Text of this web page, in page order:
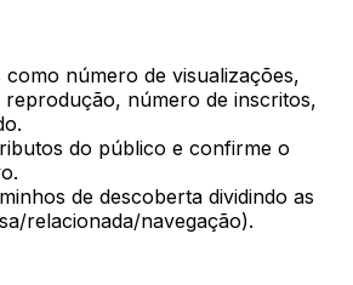
como número de visualizações,
reprodução, número de inscritos,
do público e confirme o
de descoberta dividindo as
relacionada/navegação).